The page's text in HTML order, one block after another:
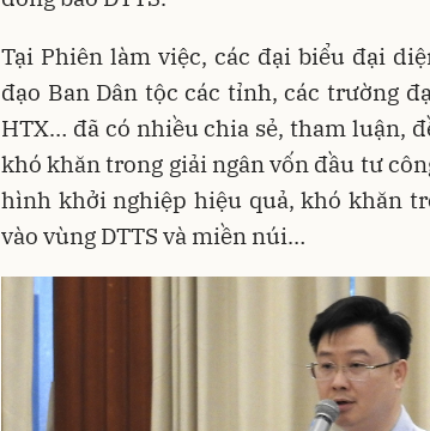
Tại Phiên làm việc, các đại biểu đại
đạo Ban Dân tộc các tỉnh, các trường
HTX… đã có nhiều chia sẻ, tham luận,
khó khăn trong giải ngân vốn đầu tư
hình khởi nghiệp hiệu quả, khó khăn
vào vùng DTTS và miền núi…